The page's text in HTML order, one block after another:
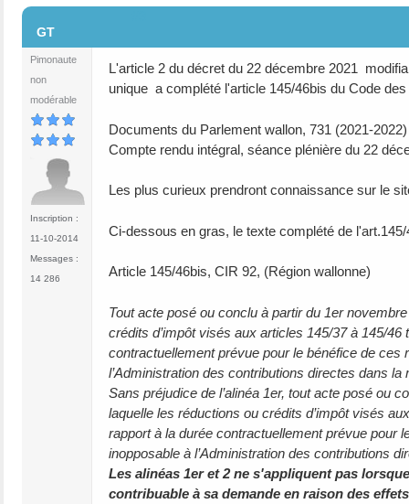
GT
Pimonaute
non
modérable
Inscription :
11-10-2014
Messages :
14 286
L'article 2 du décret du 22 décembre 2021
unique a complété l'article 145/46bis du Code
Documents du Parlement wallon, 731 (2021-
Compte rendu intégral, séance plénière du 22
Les plus curieux prendront connaissance sur le
Ci-dessous en gras, le texte complété de
Article 145/46bis, CIR 92, (Région wallonne)
Tout acte posé ou conclu à partir du 1er
crédits d’impôt visés aux articles 145/37 à 145/
contractuellement prévue pour le bénéfice de ces
l’Administration des contributions directes dans
Sans préjudice de l’alinéa 1er, tout acte posé ou
laquelle les réductions ou crédits d’impôt visés
rapport à la durée contractuellement prévue pour
inopposable à l’Administration des contributions
Les alinéas 1er et 2 ne s'appliquent pas
contribuable à sa demande en raison des